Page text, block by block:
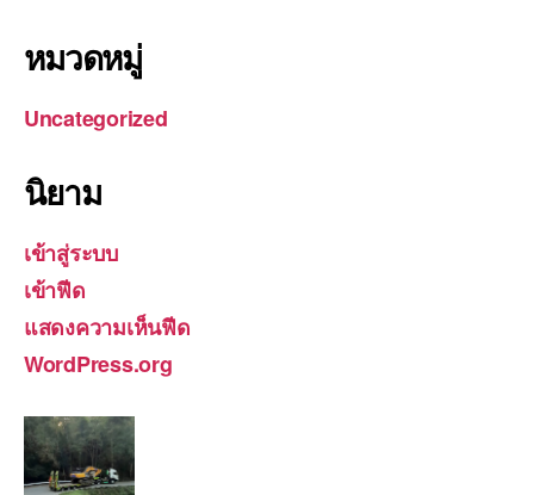
หมวดหมู่
Uncategorized
นิยาม
เข้าสู่ระบบ
เข้าฟีด
แสดงความเห็นฟีด
WordPress.org